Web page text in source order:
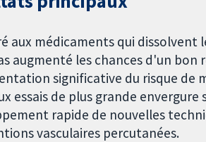
aux médicaments qui
augmenté les chances d'un bon
significative du risque de
essais de plus grande
rapide de nouvelles
vasculaires percutanées.